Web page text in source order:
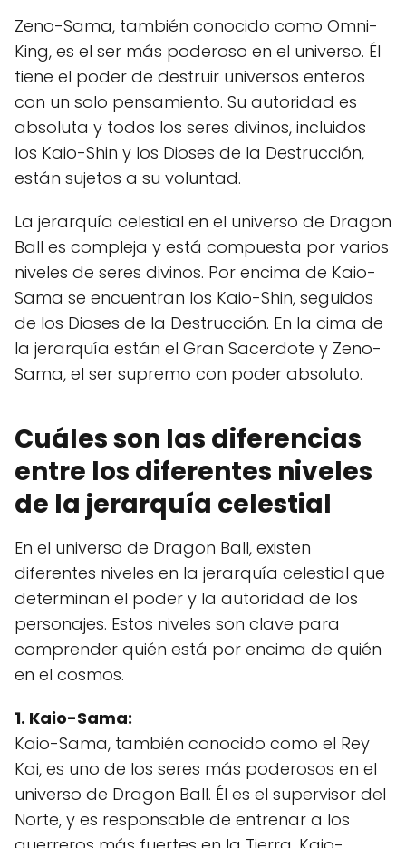
Zeno-Sama, también conocido como Omni-
King, es el ser más poderoso en el universo. Él
tiene el poder de destruir universos enteros
con un solo pensamiento. Su autoridad es
absoluta y todos los seres divinos, incluidos
los Kaio-Shin y los Dioses de la Destrucción,
están sujetos a su voluntad.
La jerarquía celestial en el universo de Dragon
Ball es compleja y está compuesta por varios
niveles de seres divinos. Por encima de Kaio-
Sama se encuentran los Kaio-Shin, seguidos
de los Dioses de la Destrucción. En la cima de
la jerarquía están el Gran Sacerdote y Zeno-
Sama, el ser supremo con poder absoluto.
Cuáles son las diferencias
entre los diferentes niveles
de la jerarquía celestial
En el universo de Dragon Ball, existen
diferentes niveles en la jerarquía celestial que
determinan el poder y la autoridad de los
personajes. Estos niveles son clave para
comprender quién está por encima de quién
en el cosmos.
1. Kaio-Sama:
Kaio-Sama, también conocido como el Rey
Kai, es uno de los seres más poderosos en el
universo de Dragon Ball. Él es el supervisor del
Norte, y es responsable de entrenar a los